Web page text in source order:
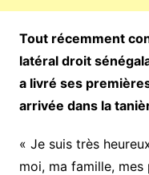
Tout récemment
latéral droit
a livré ses
arrivée dans la
« Je suis très
moi, ma famille,